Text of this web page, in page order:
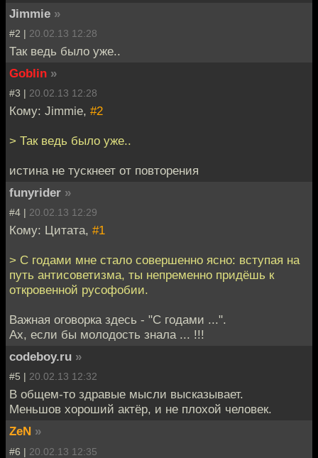
Jimmie »
#2 | 20.02.13 12:28
Так ведь было уже..
Goblin »
#3 | 20.02.13 12:28
Кому: Jimmie, #2
> Так ведь было уже..
истина не тускнеет от повторения
funyrider »
#4 | 20.02.13 12:29
Кому: Цитата, #1
> С годами мне стало совершенно ясно: вступая на
путь антисоветизма, ты непременно придёшь к
откровенной русофобии.
Важная оговорка здесь - "С годами ...".
Ах, если бы молодость знала ... !!!
codeboy.ru »
#5 | 20.02.13 12:32
В общем-то здравые мысли высказывает.
Меньшов хороший актёр, и не плохой человек.
ZeN »
#6 | 20.02.13 12:35